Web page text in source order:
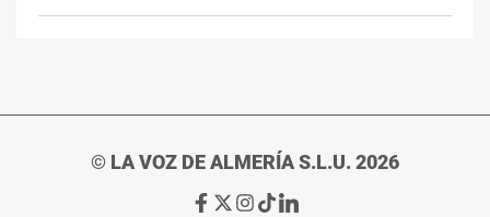
© LA VOZ DE ALMERÍA S.L.U. 2026
Ir
Ir
Ir Ir Ir